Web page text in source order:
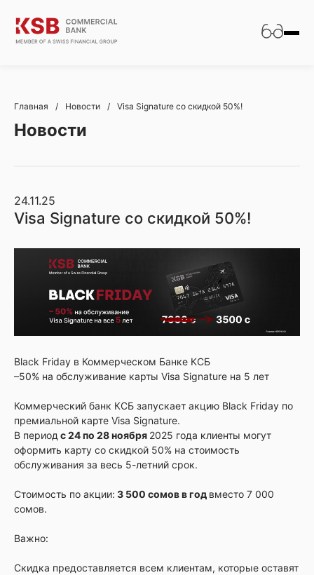
Главная / Новости / Visa Signature со скидкой 50%!
Новости
24.11.25
Visa Signature со скидкой 50%!
Black Friday в Коммерческом Банке КСБ
–50% на обслуживание карты Visa Signature на 5 лет
Коммерческий банк КСБ запускает акцию Black Friday по
премиальной карте Visa Signature.
В период с 24 по 28 ноября 2025 года клиенты могут
оформить карту со скидкой 50% на стоимость
обслуживания за весь 5-летний срок.
Стоимость по акции: 3 500 сомов в год вместо 7 000
сомов.
Важно:
Скидка предоставляется всем клиентам, которые оставят